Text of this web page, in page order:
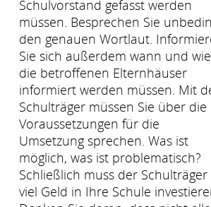
Schulvorstand gefasst werden
müssen. Besprechen Sie
den genauen Wortlaut.
Sie sich außerdem wann und wie
die betroffenen Elternhäuser
informiert werden müssen. Mit
Schulträger müssen Sie über die
Voraussetzungen für die
Umsetzung sprechen. Was ist
möglich, was ist problematisch?
Schließlich muss der Schulträger
viel Geld in Ihre Schule